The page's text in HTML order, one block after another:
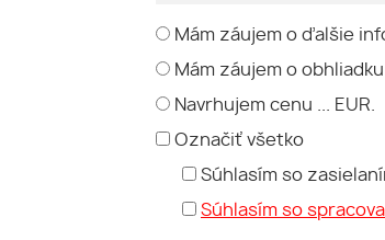
Mám záujem o ďalšie
Mám záujem o
Navrhujem cenu ... EUR.
Označiť všetko
Súhlasím so
Súhlasím so